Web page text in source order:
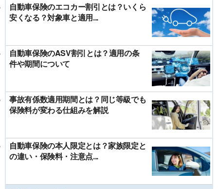
自動車保険のエコカー割引とは？いくら
安くなる？対象車と適用...
自動車保険のASV割引とは？適用の条
件や期間について
事故有係数適用期間とは？同じ等級でも
保険料が変わる仕組みを解説
自動車保険の本人限定とは？家族限定と
の違い・保険料・注意点...